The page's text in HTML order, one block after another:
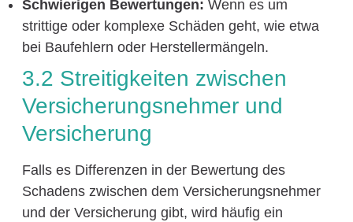
Schwierigen Bewertungen: Wenn es um
strittige oder komplexe Schäden geht, wie etwa
bei Baufehlern oder Herstellermängeln.
3.2 Streitigkeiten zwischen
Versicherungsnehmer und
Versicherung
Falls es Differenzen in der Bewertung des
Schadens zwischen dem Versicherungsnehmer
und der Versicherung gibt, wird häufig ein